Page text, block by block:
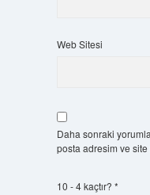
Web Sitesi
Daha sonraki
posta adresim ve site
10 - 4 kaçtır? *